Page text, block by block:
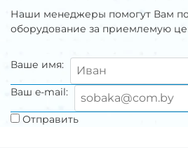
Наши менеджеры помогут Вам
оборудование за приемлемую
Ваше имя:
Ваш e-mail:
Отправить